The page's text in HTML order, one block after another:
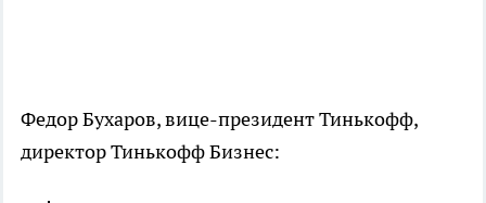
Федор Бухаров, вице-президент Тинькофф,
директор Тинькофф Бизнес: